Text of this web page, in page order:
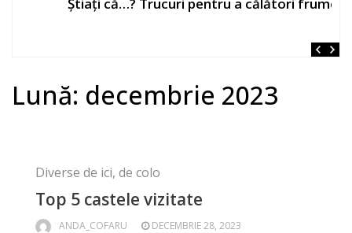
Lună: decembrie 2023
Diverse de ici, de colo
Top 5 castele vizitate
ANDA_COFARU DECEMBRIE 28, 2023